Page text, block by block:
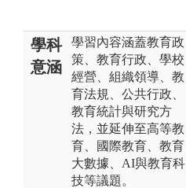
學科
意涵
學習內容涵蓋教育政
策、教育行政、學校
經營、組織領導、教
育法規、公共行政、
教育統計與研究方
法，並延伸至高等教
育、國際教育、教育
大數據、AI與教育科
技等議題。